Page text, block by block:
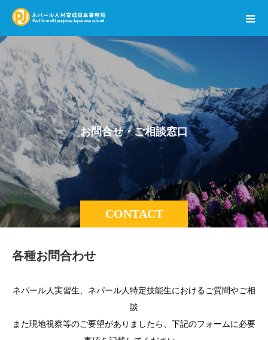
CONTACT
お問合せ・ご相談窓口
各種お問合わせ
ネパール人実習生、ネパール人特定技能生におけるご質問やご相
談
また現地視察等のご要望がありましたら、下記のフォームに必要